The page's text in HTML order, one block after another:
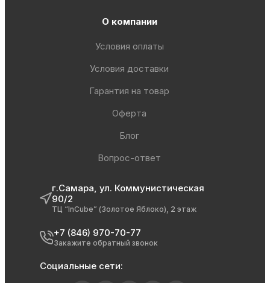
О компании
Условия оплаты
Условия доставки
Гарантия на товар
Оферта
Блог
Вопрос-ответ
г.Самара, ул. Коммунистическая
90/2
ТЦ “InCube” (Золотое Яблоко), 2 этаж
+7 (846) 970-70-77
Закажите обратный звонок
Социальные сети: